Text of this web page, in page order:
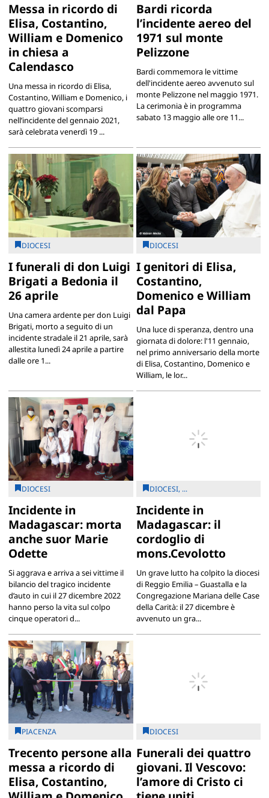
Messa in ricordo di
Elisa, Costantino,
William e Domenico
in chiesa a
Calendasco
Una messa in ricordo di Elisa,
Costantino, William e Domenico, i
quattro giovani scomparsi
nell’incidente del gennaio 2021,
sarà celebrata venerdì 19 ...
Bardi ricorda
l’incidente aereo del
1971 sul monte
Pelizzone
Bardi commemora le vittime
dell'incidente aereo avvenuto sul
monte Pelizzone nel maggio 1971.
La cerimonia è in programma
sabato 13 maggio alle ore 11...
DIOCESI
I funerali di don Luigi
Brigati a Bedonia il
26 aprile
Una camera ardente per don Luigi
Brigati, morto a seguito di un
incidente stradale il 21 aprile, sarà
allestita lunedì 24 aprile a partire
dalle ore 1...
DIOCESI
I genitori di Elisa,
Costantino,
Domenico e William
dal Papa
Una luce di speranza, dentro una
giornata di dolore: l'11 gennaio,
nel primo anniversario della morte
di Elisa, Costantino, Domenico e
William, le lor...
DIOCESI
Incidente in
Madagascar: morta
anche suor Marie
Odette
Si aggrava e arriva a sei vittime il
bilancio del tragico incidente
d’auto in cui il 27 dicembre 2022
hanno perso la vita sul colpo
cinque operatori d...
DIOCESI, ...
Incidente in
Madagascar: il
cordoglio di
mons.Cevolotto
Un grave lutto ha colpito la diocesi
di Reggio Emilia – Guastalla e la
Congregazione Mariana delle Case
della Carità: il 27 dicembre è
avvenuto un gra...
PIACENZA
Trecento persone alla
messa a ricordo di
Elisa, Costantino,
DIOCESI
Funerali dei quattro
giovani. Il Vescovo:
l’amore di Cristo ci